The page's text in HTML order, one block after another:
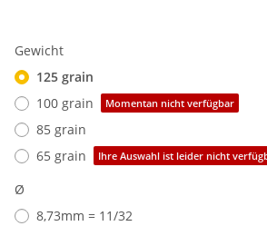
Gewicht
125 grain
100 grain
Momentan nicht verfügbar
85 grain
65 grain
Ihre Auswahl ist leider nicht
Ø
8,73mm = 11/32